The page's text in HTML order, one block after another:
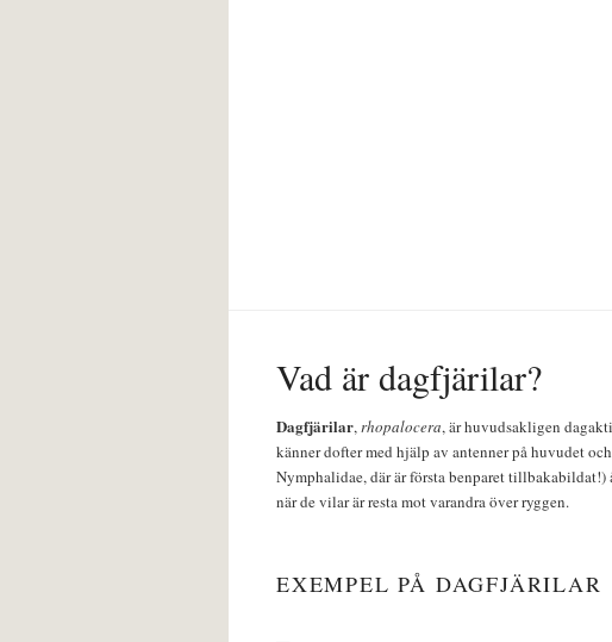
Vad är dagfjärilar?
Dagfjärilar,rhopalocera, är huvudsakligen
känner dofter med hjälp av antenner på huvudet
Nymphalidae, där är första benparet tillbakabildat!)
när de vilar är resta mot varandra över ryggen.
EXEMPEL PÅ DAGFJÄRILAR